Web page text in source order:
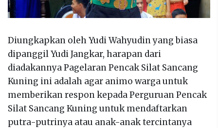
Diungkapkan oleh Yudi Wahyudin yang biasa
dipanggil Yudi Jangkar, harapan dari
diadakannya Pagelaran Pencak Silat Sancang
Kuning ini adalah agar animo warga untuk
memberikan respon kepada Perguruan Pencak
Silat Sancang Kuning untuk mendaftarkan
putra-putrinya atau anak-anak tercintanya